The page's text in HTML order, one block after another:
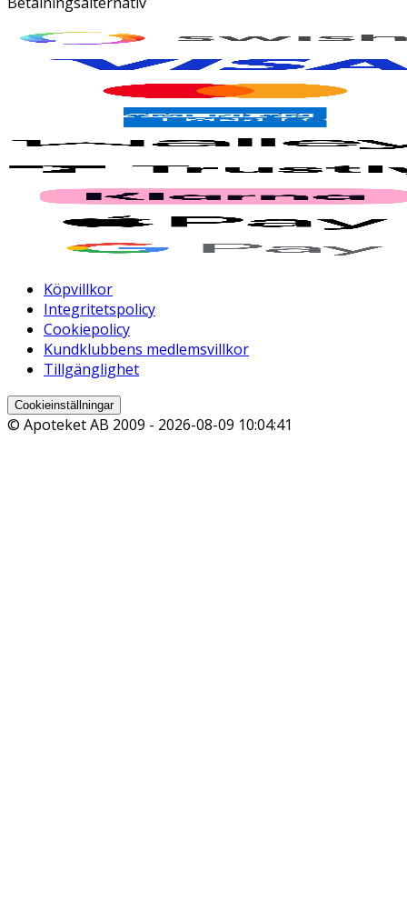
Köpvillkor
Integritetspolicy
Cookiepolicy
Kundklubbens medlemsvillkor
Tillgänglighet
Cookieinställningar
© Apoteket AB 2009 - 2026-08-09 10:04:41